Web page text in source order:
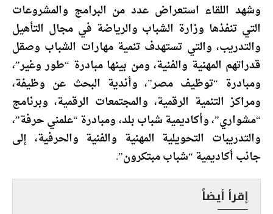
وشهد اللقاء استعراض عدد من البرامج والمشروعات
التي تنفذها وزارة الشباب والرياضة في مجال التأهيل
والتدريب، والتي تستهدف تنمية مهارات الشباب وصقل
قدراتهم المهنية والفنية، ومن بينها مبادرة “طور وغير”،
ومبادرة “توظيف مصر”، وأندية البحث عن وظيفة،
ومراكز التنمية الرقمية، والمجتمعات الرقمية، وبرنامج
“مشواري”، وأكاديمية شباب بلد، ومبادرة “علمني حرفة”،
والتدريبات التحويلية المهنية والفنية والحرفية، إلى
جانب أكاديمية “شباب مبتكرون”.
إقرأ أيضاً